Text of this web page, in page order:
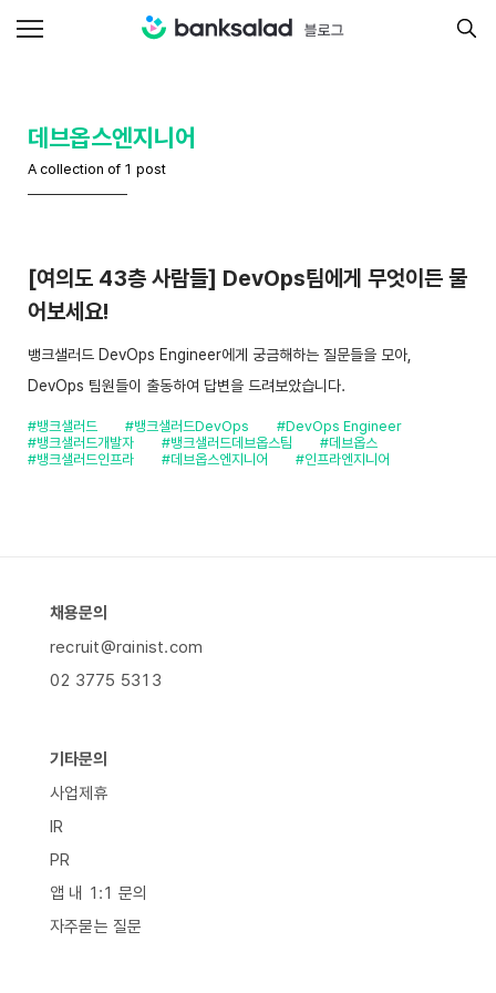
데브옵스엔지니어
A collection of 1 post
[여의도 43층 사람들] DevOps팀에게 무엇이든 물
어보세요!
뱅크샐러드 DevOps Engineer에게 궁금해하는 질문들을 모아,
DevOps 팀원들이 출동하여 답변을 드려보았습니다.
#뱅크샐러드 #뱅크샐러드DevOps
#DevOps Engineer
#뱅크샐러드개발자
#뱅크샐러드데브옵스팀
#데브옵스
#뱅크샐러드인프라
#데브옵스엔지니어 #인프라엔지니어
채용문의
recruit@rainist.com
02 3775 5313
기타문의
사업제휴
IR
PR
앱 내 1:1 문의
자주묻는 질문